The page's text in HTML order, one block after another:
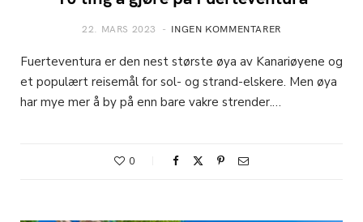
22. MARS 2023 INGEN KOMMENTARER
Fuerteventura er den nest største øya av Kanariøyene og
et populært reisemål for sol- og strand-elskere. Men øya
har mye mer å by på enn bare vakre strender.…
0